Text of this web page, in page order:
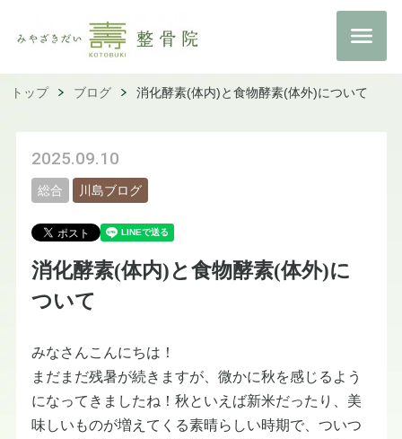
トップ ブログ 消化酵素(体内)と食物酵素(体外)について
2025.09.10
総合 川島ブログ
消化酵素(体内)と食物酵素(体外)に
ついて
みなさんこんにちは！
まだまだ残暑が続きますが、微かに秋を感じるよう
になってきましたね！秋といえば新米だったり、美
味しいものが増えてくる素晴らしい時期で、ついつ